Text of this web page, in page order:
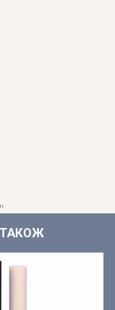
ТАКОЖ